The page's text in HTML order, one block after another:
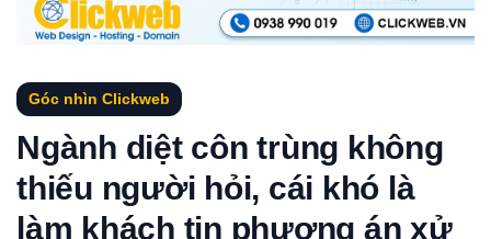
Góc nhìn Clickweb
Ngành diệt côn trùng không
thiếu người hỏi, cái khó là
làm khách tin phương án xử